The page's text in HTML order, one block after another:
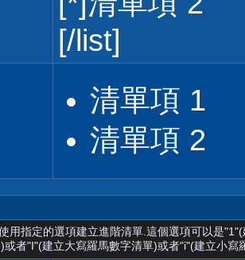
[/list]
清單項 1
清單項 2
用指定的選項建立進階清單.這個選項可以是
或者"I"(建立大寫羅馬數字清單)或者"i"(建立小寫